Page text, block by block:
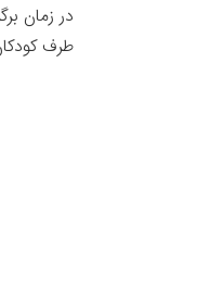
در زمان
طرف